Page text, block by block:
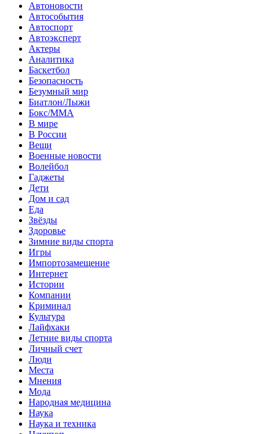
Автоновости
Автособытия
Автоспорт
Автоэксперт
Актеры
Аналитика
Баскетбол
Безопасность
Безумный мир
Биатлон/Лыжи
Бокс/MMA
В мире
В России
Вещи
Военные новости
Волейбол
Гаджеты
Дети
Дом и сад
Еда
Звёзды
Здоровье
Зимние виды спорта
Игры
Импортозамещение
Интернет
Истории
Компании
Криминал
Культура
Лайфхаки
Летние виды спорта
Личный счет
Люди
Места
Мнения
Мода
Народная медицина
Наука
Наука и техника